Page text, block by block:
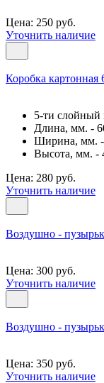
Цена: 250 руб.
Уточнить наличие
Коробка картонная
5-ти слойный
Длина, мм. -
Ширина, мм. -
Высота, мм. -
Цена: 280 руб.
Уточнить наличие
Воздушно -
Цена: 300 руб.
Уточнить наличие
Воздушно -
Цена: 350 руб.
Уточнить наличие